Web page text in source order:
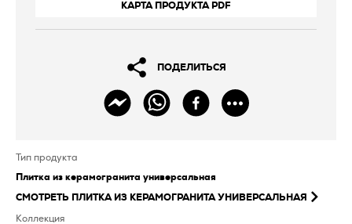
КАРТА ПРОДУКТА PDF
ПОДЕЛИТЬСЯ
Тип продукта
Плитка из керамогранита универсальная
СМОТРЕТЬ ПЛИТКА ИЗ КЕРАМОГРАНИТА УНИВЕРСАЛЬНАЯ
Коллекция